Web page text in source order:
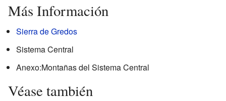
Más Información
Sierra de Gredos
Sistema Central
Anexo:Montañas del Sistema Central
Véase también